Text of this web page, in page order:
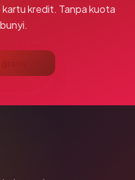
kredit. Tanpa kuota
→